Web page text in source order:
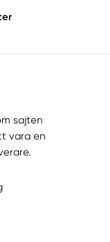
sajten
vara en